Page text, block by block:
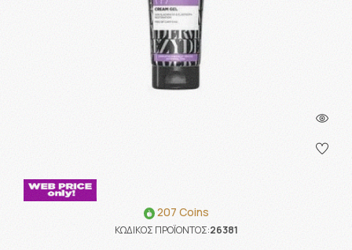
207 Coins
ΚΩΔΙΚΟΣ ΠΡΟΪΟΝΤΟΣ:26381